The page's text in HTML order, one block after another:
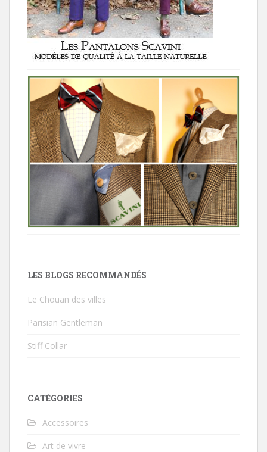
LES BLOGS RECOMMANDÉS
Le Chouan des villes
Parisian Gentleman
Stiff Collar
CATÉGORIES
Accessoires
Art de vivre